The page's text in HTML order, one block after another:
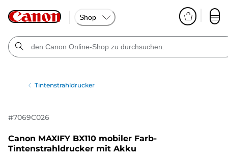
Shop
Tintenstrahldrucker
#7069C026
Canon MAXIFY BX110 mobiler Farb-
Tintenstrahldrucker mit Akku